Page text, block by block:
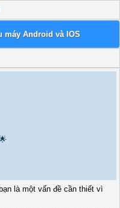
máy Android và IOS
là một vấn đề cần thiết vì